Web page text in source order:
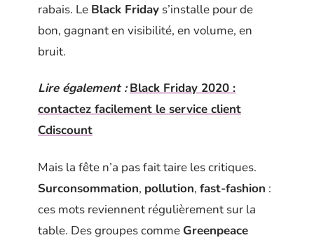
rabais. Le Black Friday s’installe pour de
bon, gagnant en visibilité, en volume, en
bruit.
Lire également : Black Friday 2020 :
contactez facilement le service client
Cdiscount
Mais la fête n’a pas fait taire les critiques.
Surconsommation, pollution, fast-fashion :
ces mots reviennent régulièrement sur la
table. Des groupes comme Greenpeace